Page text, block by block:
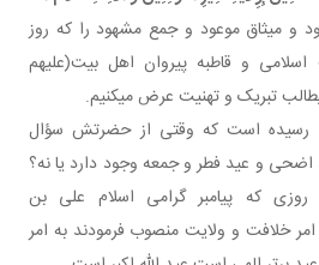
و میثاق موعود و جمع مشهود را که روز
و قاطبه پیروان اهل بیت(علیهم
تبریک و تهنیت عرض می کنیم.
رسیده است که وقتی از حضرتش سؤال
اضحی و عید فطر و جمعه وجود دارد یا نه؟
که پیامبر گرامی اسلام علی بن
امر خلافت و ولایت منصوب فرمودند به امر